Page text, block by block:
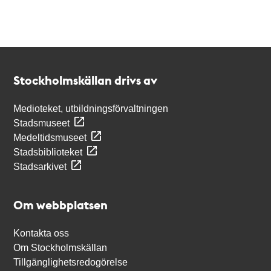
Stockholmskällan drivs av
Medioteket, utbildningsförvaltningen
Stadsmuseet
Medeltidsmuseet
Stadsbiblioteket
Stadsarkivet
Om webbplatsen
Kontakta oss
Om Stockholmskällan
Tillgänglighetsredogörelse